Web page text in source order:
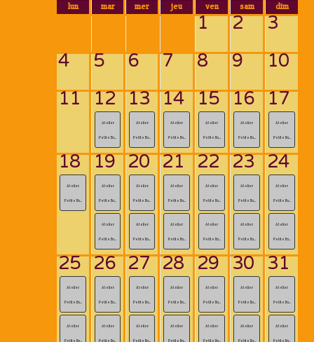
lun mar mer jeu ven sam dim
1 2
3
4
5 6 7 8 9
10
11 12
Atelier
Petite En...
13
Atelier
Petite En...
14
Atelier
Petite En...
15
Atelier
Petite En...
16
Atelier
Petite En...
17
Atelier
Petite En...
18
Atelier
Petite En...
19
Atelier
Petite En...
Atelier
Petite En...
20
Atelier
Petite En...
Atelier
Petite En...
21
Atelier
Petite En...
Atelier
Petite En...
22
Atelier
Petite En...
Atelier
Petite En...
23
Atelier
Petite En...
Atelier
Petite En...
24
Atelier
Petite En...
Atelier
Petite En...
25
Atelier
Petite En...
Atelier
Petite En...
26
Atelier
Petite En...
Atelier
Petite En...
27
Atelier
Petite En...
Atelier
Petite En...
28
Atelier
Petite En...
Atelier
Petite En...
29
Atelier
Petite En...
Atelier
Petite En...
30
Atelier
Petite En...
Atelier
Petite En...
31
Atelier
Petite En...
Atelier
Petite En...